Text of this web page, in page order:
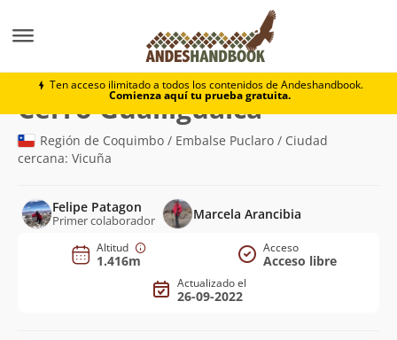
Ten acceso ilimitado a todos los contenidos de Andeshandbook.
Comienza aquí tu prueba gratuita.
Cerro Gualliguaica
Cerro Gualliguaica(1.416m)
Región de Coquimbo / Embalse Puclaro / Ciudad
cercana: Vicuña
Felipe Patagon
Primer colaborador Marcela Arancibia
Altitud
1.416m
Acceso
Acceso libre
Actualizado el
26-09-2022